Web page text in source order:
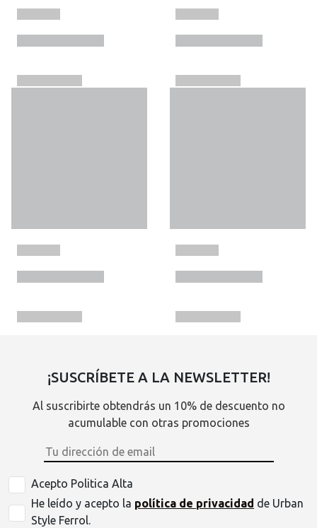
¡SUSCRÍBETE A LA NEWSLETTER!
Al suscribirte obtendrás un 10% de descuento no
acumulable con otras promociones
Acepto Politica Alta
He leído y acepto la política de privacidad de Urban
Style Ferrol.